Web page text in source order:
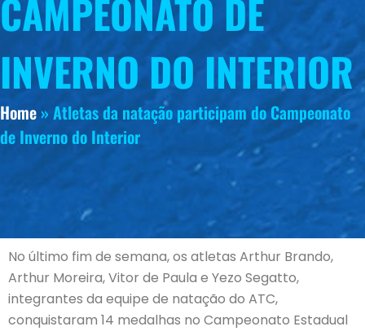
CAMPEONATO DE
INVERNO DO INTERIOR
Home » Atletas da natação participam do Campeonato
de Inverno do Interior
No último fim de semana, os atletas Arthur Brando,
Arthur Moreira, Vitor de Paula e Yezo Segatto,
integrantes da equipe de natação do ATC,
conquistaram 14 medalhas no Campeonato Estadual